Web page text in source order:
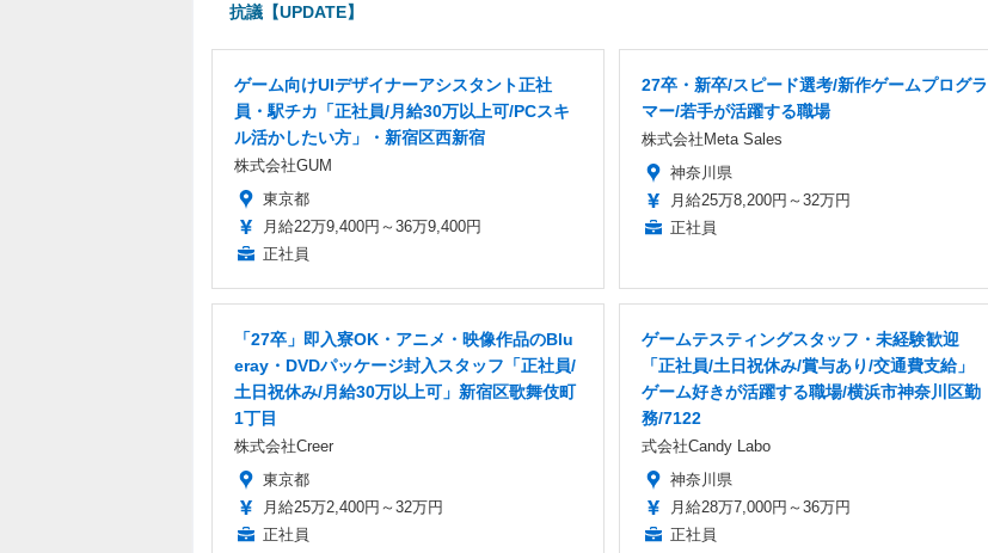
抗議【UPDATE】
ゲーム向けUIデザイナーアシスタント正社
員・駅チカ「正社員/月給30万以上可/PCスキ
ル活かしたい方」・新宿区西新宿
株式会社GUM
東京都
月給22万9,400円～36万9,400円
正社員
27卒・新卒/スピード選考/新作ゲームプログラ
マー/若手が活躍する職場
株式会社Meta Sales
神奈川県
月給25万8,200円～32万円
正社員
「27卒」即入寮OK・アニメ・映像作品のBlu
eray・DVDパッケージ封入スタッフ「正社員/
土日祝休み/月給30万以上可」新宿区歌舞伎町
1丁目
株式会社Creer
東京都
月給25万2,400円～32万円
正社員
ゲームテスティングスタッフ・未経験歓迎
「正社員/土日祝休み/賞与あり/交通費支給」
ゲーム好きが活躍する職場/横浜市神奈川区勤
務/7122
式会社Candy Labo
神奈川県
月給28万7,000円～36万円
正社員